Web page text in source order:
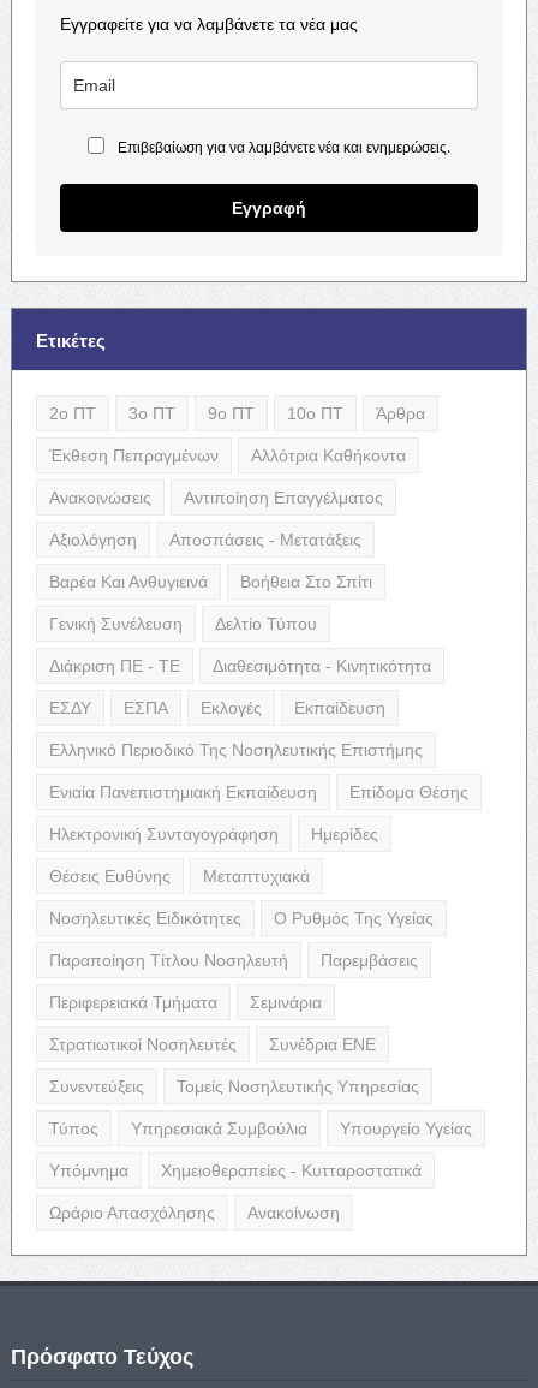
Εγγραφείτε για να λαμβάνετε τα νέα μας
Επιβεβαίωση για να λαμβάνετε νέα και ενημερώσεις.
Εγγραφή
Ετικέτες
2ο ΠΤ 3ο ΠΤ 9ο ΠΤ 10ο ΠΤ Άρθρα
Έκθεση Πεπραγμένων Αλλότρια Καθήκοντα
Ανακοινώσεις Αντιποίηση Επαγγέλματος
Αξιολόγηση Αποσπάσεις - Μετατάξεις
Βαρέα Και Ανθυγιεινά Βοήθεια Στο Σπίτι
Γενική Συνέλευση Δελτίο Τύπου
Διάκριση ΠΕ - ΤΕ Διαθεσιμότητα - Κινητικότητα
ΕΣΔΥ ΕΣΠΑ Εκλογές Εκπαίδευση
Ελληνικό Περιοδικό Της Νοσηλευτικής Επιστήμης
Ενιαία Πανεπιστημιακή Εκπαίδευση Επίδομα Θέσης
Ηλεκτρονική Συνταγογράφηση Ημερίδες
Θέσεις Ευθύνης Μεταπτυχιακά
Νοσηλευτικές Ειδικότητες Ο Ρυθμός Της Υγείας
Παραποίηση Τίτλου Νοσηλευτή Παρεμβάσεις
Περιφερειακά Τμήματα Σεμινάρια
Στρατιωτικοί Νοσηλευτές Συνέδρια ΕΝΕ
Συνεντεύξεις Τομείς Νοσηλευτικής Υπηρεσίας
Τύπος Υπηρεσιακά Συμβούλια Υπουργείο Υγείας
Υπόμνημα Χημειοθεραπείες - Κυτταροστατικά
Ωράριο Απασχόλησης Ανακοίνωση
Πρόσφατο Τεύχος